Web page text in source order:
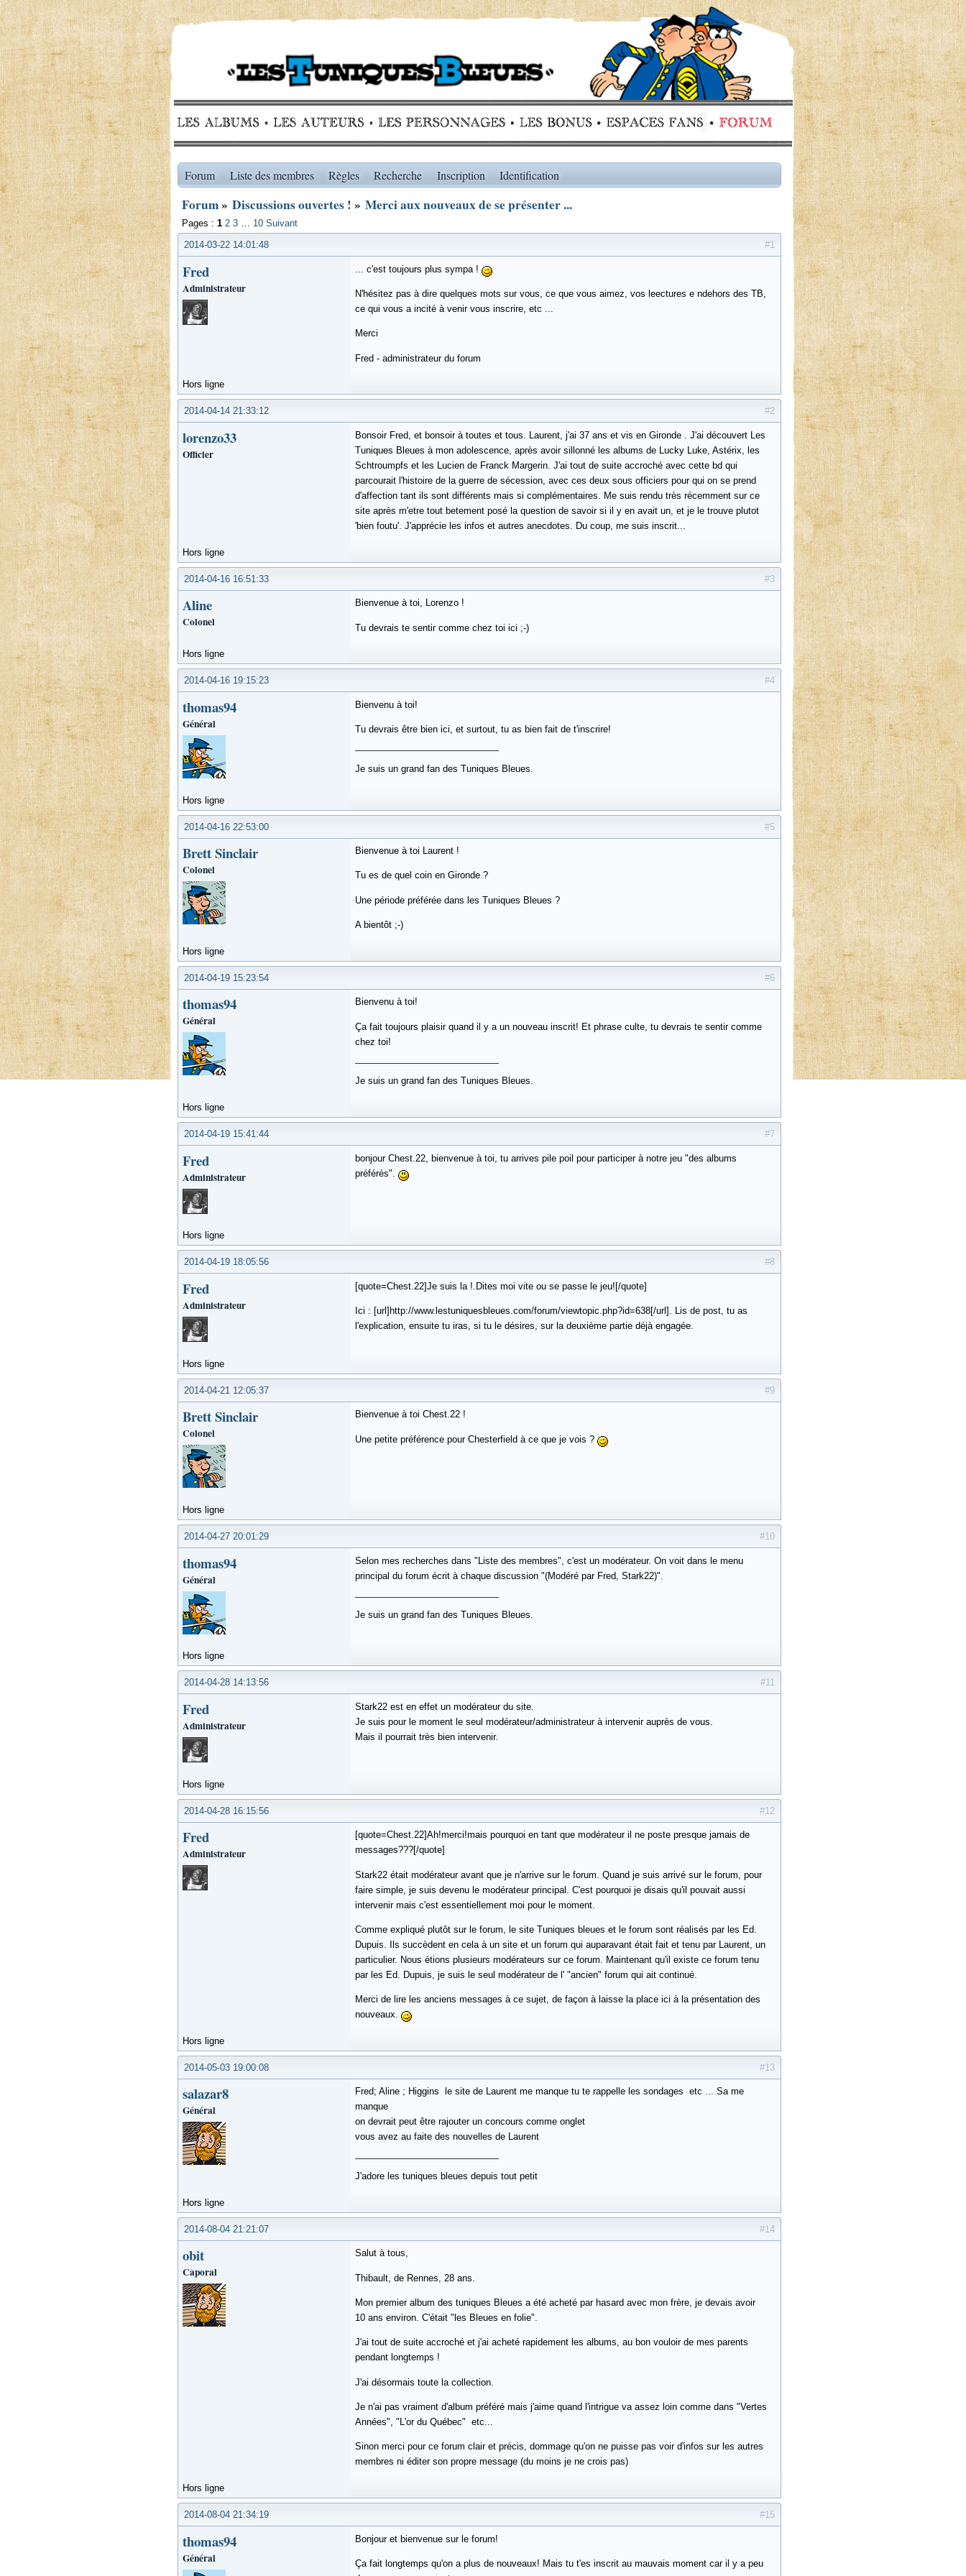
Forum Liste des membres Règles Recherche Inscription Identification
Forum» Discussions ouvertes ! » Merci aux nouveaux de se présenter ...
Pages : 1 2 3 … 10 Suivant
#1
2014-03-22 14:01:48
Fred
Administrateur
... c'est toujours plus sympa !
N'hésitez pas à dire quelques mots sur vous, ce que vous aimez, vos leectures e ndehors des TB,
ce qui vous a incité à venir vous inscrire, etc ...
Merci
Fred - administrateur du forum
Hors ligne
#2
2014-04-14 21:33:12
lorenzo33
Officier
Bonsoir Fred, et bonsoir à toutes et tous. Laurent, j'ai 37 ans et vis en Gironde . J'ai découvert Les
Tuniques Bleues à mon adolescence, après avoir sillonné les albums de Lucky Luke, Astérix, les
Schtroumpfs et les Lucien de Franck Margerin. J'ai tout de suite accroché avec cette bd qui
parcourait l'histoire de la guerre de sécession, avec ces deux sous officiers pour qui on se prend
d'affection tant ils sont différents mais si complémentaires. Me suis rendu très récemment sur ce
site après m'etre tout betement posé la question de savoir si il y en avait un, et je le trouve plutot
'bien foutu'. J'apprécie les infos et autres anecdotes. Du coup, me suis inscrit...
Hors ligne
#3
2014-04-16 16:51:33
Aline
Colonel
Bienvenue à toi, Lorenzo !
Tu devrais te sentir comme chez toi ici ;-)
Hors ligne
#4
2014-04-16 19:15:23
thomas94
Général
Bienvenu à toi!
Tu devrais être bien ici, et surtout, tu as bien fait de t'inscrire!
Je suis un grand fan des Tuniques Bleues.
Hors ligne
#5
2014-04-16 22:53:00
Brett Sinclair
Colonel
Bienvenue à toi Laurent !
Tu es de quel coin en Gironde ?
Une période préférée dans les Tuniques Bleues ?
A bientôt ;-)
Hors ligne
#6
2014-04-19 15:23:54
thomas94
Général
Bienvenu à toi!
Ça fait toujours plaisir quand il y a un nouveau inscrit! Et phrase culte, tu devrais te sentir comme
chez toi!
Je suis un grand fan des Tuniques Bleues.
Hors ligne
#7
2014-04-19 15:41:44
Fred
Administrateur
bonjour Chest.22, bienvenue à toi, tu arrives pile poil pour participer à notre jeu "des albums
préférés".
Hors ligne
#8
2014-04-19 18:05:56
Fred
Administrateur
[quote=Chest.22]Je suis la !.Dites moi vite ou se passe le jeu![/quote]
Ici : [url]http://www.lestuniquesbleues.com/forum/viewtopic.php?id=638[/url]. Lis de post, tu as
l'explication, ensuite tu iras, si tu le désires, sur la deuxième partie déjà engagée.
Hors ligne
#9
2014-04-21 12:05:37
Brett Sinclair
Colonel
Bienvenue à toi Chest.22 !
Une petite préférence pour Chesterfield à ce que je vois ?
Hors ligne
#10
2014-04-27 20:01:29
thomas94
Général
Selon mes recherches dans "Liste des membres", c'est un modérateur. On voit dans le menu
principal du forum écrit à chaque discussion "(Modéré par Fred, Stark22)".
Je suis un grand fan des Tuniques Bleues.
Hors ligne
#11
2014-04-28 14:13:56
Fred
Administrateur
Stark22 est en effet un modérateur du site.
Je suis pour le moment le seul modérateur/administrateur à intervenir auprès de vous.
Mais il pourrait très bien intervenir.
Hors ligne
#12
2014-04-28 16:15:56
Fred
Administrateur
[quote=Chest.22]Ah!merci!mais pourquoi en tant que modérateur il ne poste presque jamais de
messages???[/quote]
Stark22 était modérateur avant que je n'arrive sur le forum. Quand je suis arrivé sur le forum, pour
faire simple, je suis devenu le modérateur principal. C'est pourquoi je disais qu'il pouvait aussi
intervenir mais c'est essentiellement moi pour le moment.
Comme expliqué plutôt sur le forum, le site Tuniques bleues et le forum sont réalisés par les Ed.
Dupuis. Ils succèdent en cela à un site et un forum qui auparavant était fait et tenu par Laurent, un
particulier. Nous étions plusieurs modérateurs sur ce forum. Maintenant qu'il existe ce forum tenu
par les Ed. Dupuis, je suis le seul modérateur de l' "ancien" forum qui ait continué.
Merci de lire les anciens messages à ce sujet, de façon à laisse la place ici à la présentation des
nouveaux.
Hors ligne
#13
2014-05-03 19:00:08
salazar8
Général
Fred; Aline ; Higgins le site de Laurent me manque tu te rappelle les sondages etc ... Sa me
manque
on devrait peut être rajouter un concours comme onglet
vous avez au faite des nouvelles de Laurent
J'adore les tuniques bleues depuis tout petit
Hors ligne
#14
2014-08-04 21:21:07
obit
Caporal
Salut à tous,
Thibault, de Rennes, 28 ans.
Mon premier album des tuniques Bleues a été acheté par hasard avec mon frère, je devais avoir
10 ans environ. C'était "les Bleues en folie".
J'ai tout de suite accroché et j'ai acheté rapidement les albums, au bon vouloir de mes parents
pendant longtemps !
J'ai désormais toute la collection.
Je n'ai pas vraiment d'album préféré mais j'aime quand l'intrigue va assez loin comme dans "Vertes
Années", "L'or du Québec" etc...
Sinon merci pour ce forum clair et précis, dommage qu'on ne puisse pas voir d'infos sur les autres
membres ni éditer son propre message (du moins je ne crois pas)
Hors ligne
#15
2014-08-04 21:34:19
thomas94
Général
Bonjour et bienvenue sur le forum!
Ça fait longtemps qu'on a plus de nouveaux! Mais tu t'es inscrit au mauvais moment car il y a peu